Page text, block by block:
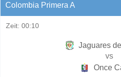
Colombia Primera A
Zeit: 00:10
Jaguares
vs
Once